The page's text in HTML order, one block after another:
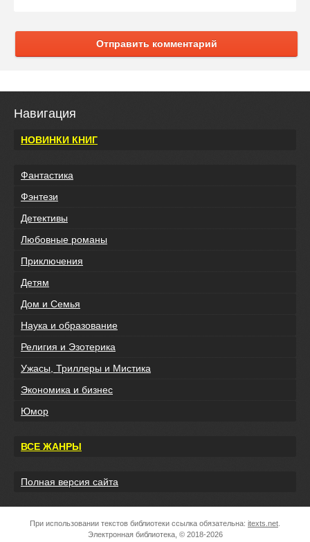
Отправить комментарий
Навигация
НОВИНКИ КНИГ
Фантастика
Фэнтези
Детективы
Любовные романы
Приключения
Детям
Дом и Семья
Наука и образование
Религия и Эзотерика
Ужасы, Триллеры и Мистика
Экономика и бизнес
Юмор
ВСЕ ЖАНРЫ
Полная версия сайта
При использовании текстов библиотеки ссылка обязательна: itexts.net
Электронная библиотека, © 2018-2026